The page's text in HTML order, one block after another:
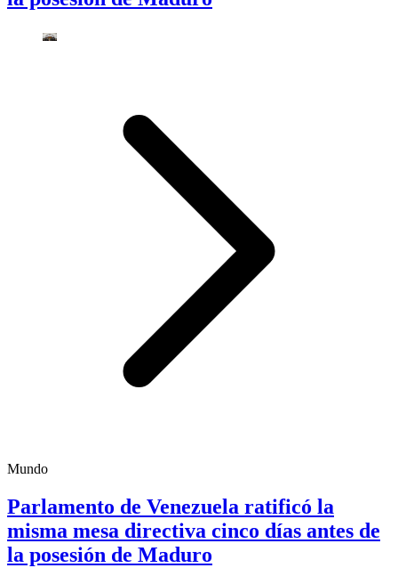
Mundo
Parlamento de Venezuela ratificó la
misma mesa directiva cinco días antes de
la posesión de Maduro